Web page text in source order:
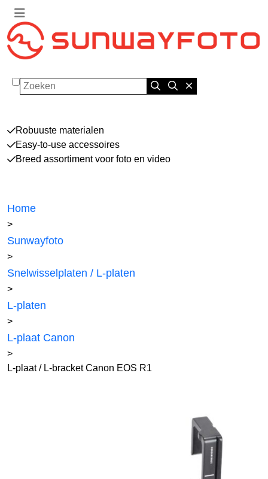
Zoeken
Robuuste materialen
Easy-to-use accessoires
Breed assortiment voor foto en video
Home
>
Sunwayfoto
>
Snelwisselplaten / L-platen
>
L-platen
>
L-plaat Canon
>
L-plaat / L-bracket Canon EOS R1